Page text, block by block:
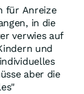
für Anreize
in die
verwies auf
und
aber die